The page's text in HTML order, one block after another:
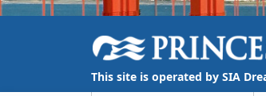
This site is operated by SIA